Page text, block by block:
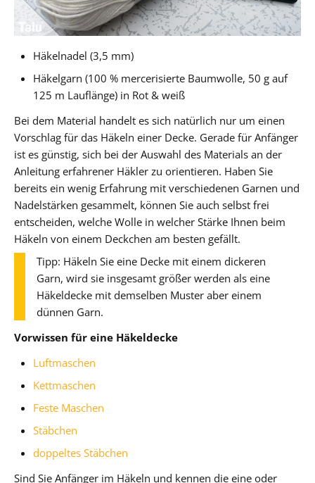
Häkelnadel (3,5 mm)
Häkelgarn (100 % mercerisierte Baumwolle, 50 g auf
125 m Lauflänge) in Rot & weiß
Bei dem Material handelt es sich natürlich nur um einen
Vorschlag für das Häkeln einer Decke. Gerade für Anfänger
ist es günstig, sich bei der Auswahl des Materials an der
Anleitung erfahrener Häkler zu orientieren. Haben Sie
bereits ein wenig Erfahrung mit verschiedenen Garnen und
Nadelstärken gesammelt, können Sie auch selbst frei
entscheiden, welche Wolle in welcher Stärke Ihnen beim
Häkeln von einem Deckchen am besten gefällt.
Tipp: Häkeln Sie eine Decke mit einem dickeren
Garn, wird sie insgesamt größer werden als eine
Häkeldecke mit demselben Muster aber einem
dünnen Garn.
Vorwissen für eine Häkeldecke
Luftmaschen
Kettmaschen
Feste Maschen
Stäbchen
doppeltes Stäbchen
Sind Sie Anfänger im Häkeln und kennen die eine oder